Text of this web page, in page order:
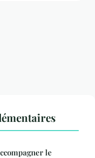
le